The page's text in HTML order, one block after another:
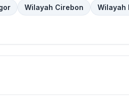
Wilayah Cirebon
Wilayah